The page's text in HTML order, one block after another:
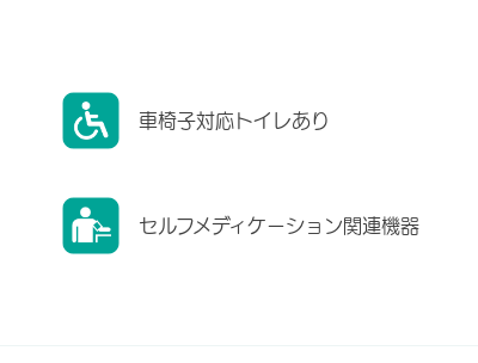
車椅子対応トイレあり
セルフメディケーション関連機器